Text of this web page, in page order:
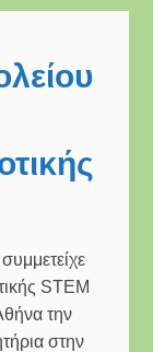
STEM
την
στην